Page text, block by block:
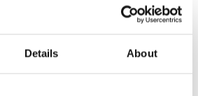
Details About